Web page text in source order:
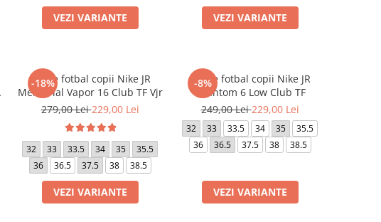
VEZI VARIANTE VEZI VARIANTE
-18%
Ghete fotbal copii Nike JR
Mercurial Vapor 16 Club TF Vjr
279,00 Lei229,00 Lei
32 33 33.5 34 35
35.5
36
36.5 37.5 38 38.5
VEZI VARIANTE
-8%
Ghete fotbal copii Nike JR
Phantom 6 Low Club TF
249,00 Lei229,00 Lei
32 33 33.5 34 35
35.5
36
36.5 37.5 38 38.5
VEZI VARIANTE